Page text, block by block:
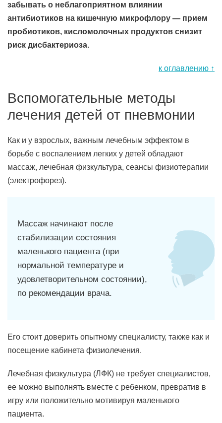
забывать о неблагоприятном влиянии
антибиотиков на кишечную микрофлору — прием
пробиотиков, кисломолочных продуктов снизит
риск дисбактериоза.
к оглавлению ↑
Вспомогательные методы
лечения детей от пневмонии
Как и у взрослых, важным лечебным эффектом в
борьбе с воспалением легких у детей обладают
массаж, лечебная физкультура, сеансы физиотерапии
(электрофорез).
Массаж начинают после
стабилизации состояния
маленького пациента (при
нормальной температуре и
удовлетворительном состоянии),
по рекомендации врача.
Его стоит доверить опытному специалисту, также как и
посещение кабинета физиолечения.
Лечебная физкультура (ЛФК) не требует специалистов,
ее можно выполнять вместе с ребенком, превратив в
игру или положительно мотивируя маленького
пациента.